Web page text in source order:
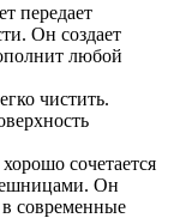
передает
Он создает
любой
чистить.
сочетается
Он
в современные